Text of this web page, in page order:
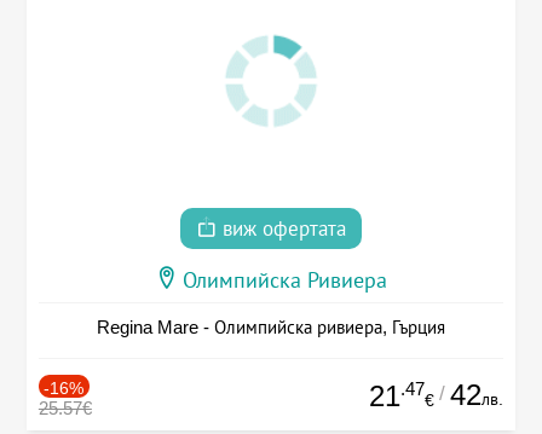
виж офертата
Олимпийска Ривиера
Regina Mare - Олимпийска ривиера, Гърция
-16%
25.57€ 21.47
€ / 42лв.